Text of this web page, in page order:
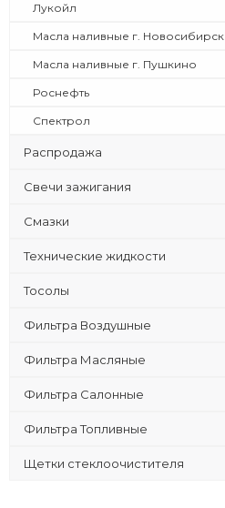
Лукойл
Масла наливные г. Новосибирск
Масла наливные г. Пушкино
Роснефть
Спектрол
Распродажа
Свечи зажигания
Смазки
Технические жидкости
Тосолы
Фильтра Воздушные
Фильтра Масляные
Фильтра Салонные
Фильтра Топливные
Щетки стеклоочистителя